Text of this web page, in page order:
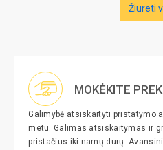
Žiureti
MOKĖKITE
Galimybė atsiskaityti pristatymo
metu. Galimas atsiskaitymas ir
pristačius iki namų durų.